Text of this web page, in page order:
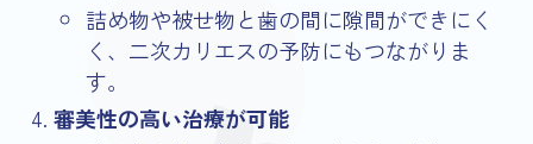
詰め物や被せ物と歯の間に隙間ができにく
く、二次カリエスの予防にもつながりま
す。
審美性の高い治療が可能